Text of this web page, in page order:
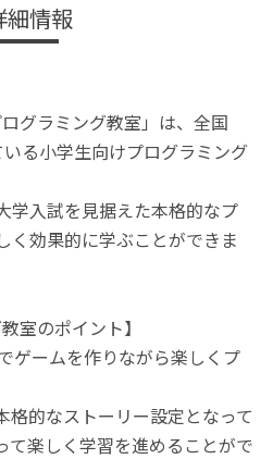
細情報
ログラミング教室」は、全国
る小学生向けプログラミング
学入試を見据えた本格的なプ
く効果的に学ぶことができま
室のポイント】
ゲームを作りながら楽しくプ
格的なストーリー設定となって
て楽しく学習を進めることがで